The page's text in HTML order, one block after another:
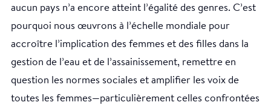
aucun pays n’a encore atteint l’égalité des genres. C’est
pourquoi nous œuvrons à l’échelle mondiale pour
accroître l’implication des femmes et des filles dans la
gestion de l’eau et de l’assainissement, remettre en
question les normes sociales et amplifier les voix de
toutes les femmes—particulièrement celles confrontées